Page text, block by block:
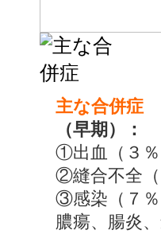
主な合併症
（早期）：
①出血（３
②縫合不全
③感染（７
膿瘍、腸炎